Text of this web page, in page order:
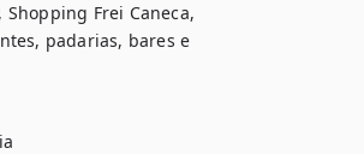
Frei Caneca,
padarias, bares e